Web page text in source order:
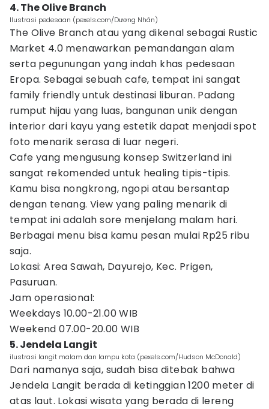
4. The Olive Branch
Ilustrasi pedesaan (pexels.com/Dương Nhân)
The Olive Branch atau yang dikenal sebagai Rustic
Market 4.0 menawarkan pemandangan alam
serta pegunungan yang indah khas pedesaan
Eropa. Sebagai sebuah cafe, tempat ini sangat
family friendly untuk destinasi liburan. Padang
rumput hijau yang luas, bangunan unik dengan
interior dari kayu yang estetik dapat menjadi spot
foto menarik serasa di luar negeri.
Cafe yang mengusung konsep Switzerland ini
sangat rekomended untuk healing tipis-tipis.
Kamu bisa nongkrong, ngopi atau bersantap
dengan tenang. View yang paling menarik di
tempat ini adalah sore menjelang malam hari.
Berbagai menu bisa kamu pesan mulai Rp25 ribu
saja.
Lokasi: Area Sawah, Dayurejo, Kec. Prigen,
Pasuruan.
Jam operasional:
Weekdays 10.00-21.00 WIB
Weekend 07.00-20.00 WIB
5. Jendela Langit
ilustrasi langit malam dan lampu kota (pexels.com/Hudson McDonald)
Dari namanya saja, sudah bisa ditebak bahwa
Jendela Langit berada di ketinggian 1200 meter di
atas laut. Lokasi wisata yang berada di lereng